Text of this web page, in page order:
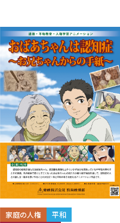
家庭の人権
平和